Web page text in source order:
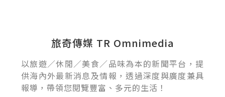
旅奇傳媒 TR Omnimedia
以旅遊／休閒／美食／品味為本的新聞平台，提
供海內外最新消息及情報，透過深度與廣度兼具
報導，帶領您閱覽豐富、多元的生活！